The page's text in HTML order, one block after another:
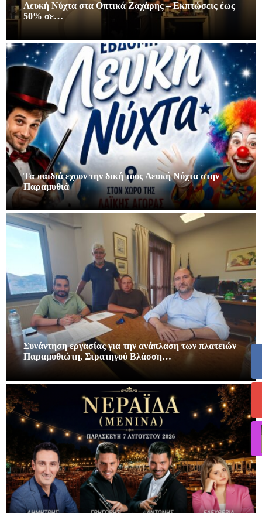
Λευκή Νύχτα στα Οπτικά Ζαχάρης – Εκπτώσεις έως
50% σε…
Τα παιδιά εχουν την δική τους Λευκή Νύχτα στην
Παραμυθιά
Συνάντηση εργασίας για την ανάπλαση των πλατειών
Παραμυθιώτη, Στρατηγού Βλάσση…